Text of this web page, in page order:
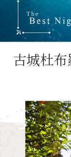
古城杜